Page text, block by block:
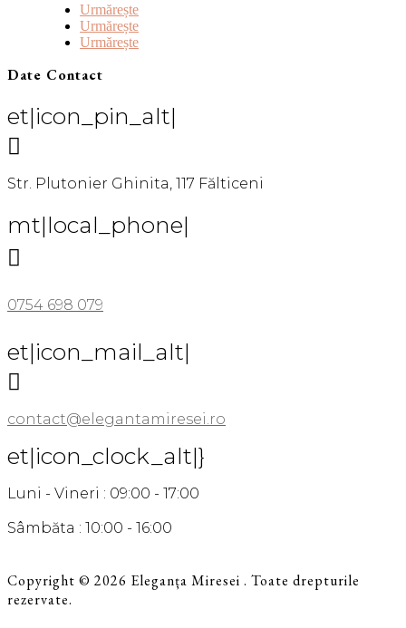
Urmărește
Urmărește
Urmărește
Date Contact
et|icon_pin_alt|

Str. Plutonier Ghinita, 117 Fălticeni
mt|local_phone|

0754 698 079
et|icon_mail_alt|

contact@elegantamiresei.ro
et|icon_clock_alt|}
Luni - Vineri : 09:00 - 17:00
Sâmbăta : 10:00 - 16:00
Copyright © 2026 Eleganța Miresei . Toate drepturile
rezervate.